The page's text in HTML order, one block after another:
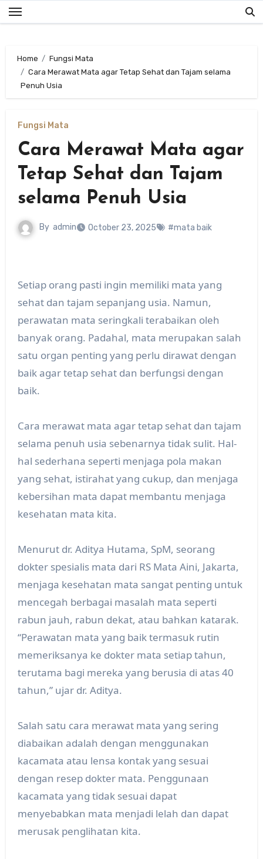
Skip
to
Home
Fungsi Mata
Cara Merawat Mata agar Tetap Sehat dan Tajam selama
Penuh Usia
Fungsi Mata
Cara Merawat Mata agar
Tetap Sehat dan Tajam
selama Penuh Usia
By admin October 23, 2025 #mata baik
Setiap orang pasti ingin memiliki mata yang
sehat dan tajam sepanjang usia. Namun,
perawatan mata seringkali terabaikan oleh
banyak orang. Padahal, mata merupakan salah
satu organ penting yang perlu dirawat dengan
baik agar tetap sehat dan berfungsi dengan
baik.
Cara merawat mata agar tetap sehat dan tajam
selama penuh usia sebenarnya tidak sulit. Hal-
hal sederhana seperti menjaga pola makan
yang sehat, istirahat yang cukup, dan menjaga
kebersihan mata dapat membantu menjaga
kesehatan mata kita.
Menurut dr. Aditya Hutama, SpM, seorang
dokter spesialis mata dari RS Mata Aini, Jakarta,
menjaga kesehatan mata sangat penting untuk
mencegah berbagai masalah mata seperti
rabun jauh, rabun dekat, atau bahkan katarak.
“Perawatan mata yang baik termasuk rutin
memeriksanya ke dokter mata setiap tahun,
terutama bagi mereka yang berusia di atas 40
tahun,” ujar dr. Aditya.
Salah satu cara merawat mata yang sering
diabaikan adalah dengan menggunakan
kacamata atau lensa kontak yang sesuai
dengan resep dokter mata. Penggunaan
kacamata yang tidak sesuai dapat
menyebabkan mata menjadi lelah dan dapat
merusak penglihatan kita.